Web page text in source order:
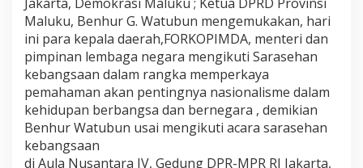
n
g
s
a
a
n
Maluku, Benhur G. Watubun mengemukakan, hari
ini para kepala daerah,FORKOPIMDA, menteri dan
pimpinan lembaga negara mengikuti Sarasehan
kebangsaan dalam rangka memperkaya
pemahaman akan pentingnya nasionalisme dalam
kehidupan berbangsa dan bernegara , demikian
Benhur Watubun usai mengikuti acara sarasehan
kebangsaan
di Aula Nusantara IV, Gedung DPR-MPR RI Jakarta,